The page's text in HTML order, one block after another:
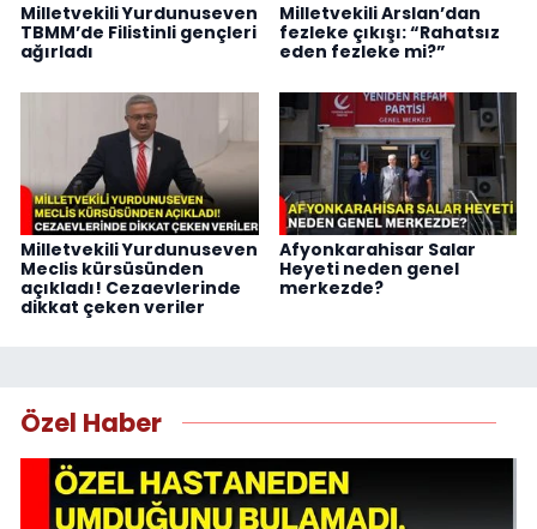
Milletvekili Yurdunuseven
TBMM’de Filistinli gençleri
ağırladı
Milletvekili Arslan’dan
fezleke çıkışı: “Rahatsız
eden fezleke mi?”
Milletvekili Yurdunuseven
Meclis kürsüsünden
açıkladı! Cezaevlerinde
dikkat çeken veriler
Afyonkarahisar Salar
Heyeti neden genel
merkezde?
Özel Haber